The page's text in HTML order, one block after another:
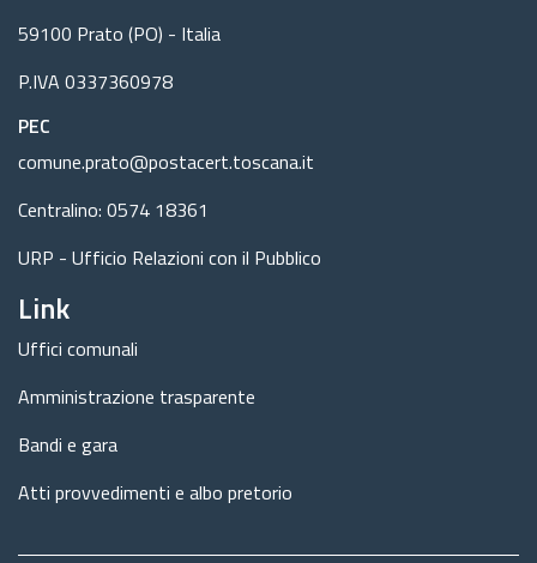
59100 Prato (PO) - Italia
P.IVA 0337360978
PEC
comune.prato@postacert.toscana.it
Centralino: 0574 18361
URP - Ufficio Relazioni con il Pubblico
Link
Uffici comunali
Amministrazione trasparente
Bandi e gara
Atti provvedimenti e albo pretorio